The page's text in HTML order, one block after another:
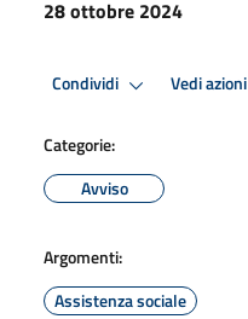
28 ottobre 2024
Condividi Vedi azioni
Categorie:
Avviso
Argomenti:
Assistenza sociale